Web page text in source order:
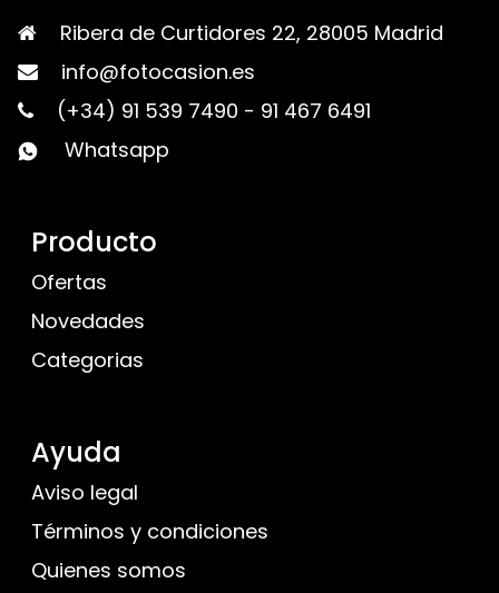
Ribera de Curtidores 22, 28005 Madrid
info@fotocasion.es
(+34) 91 539 7490 - 91 467 6491
Whatsapp
Producto
Ofertas
Novedades
Categorias
Ayuda
Aviso legal
Términos y condiciones
Quienes somos